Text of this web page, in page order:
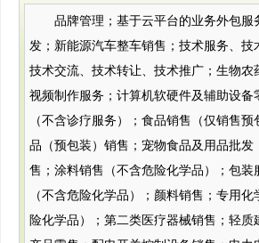
品牌管理；基于云平台的业务外包服
发；新能源汽车整车销售；技术服务、技
技术交流、技术转让、技术推广；生物农
视频制作服务；计算机软硬件及辅助设备
（不含诊疗服务）；食品销售（仅销售
品（预包装）销售；宠物食品及用品批发
售；涂料销售（不含危险化学品）；包装
（不含危险化学品）；颜料销售；专用
险化学品）；第二类医疗器械销售；轻质